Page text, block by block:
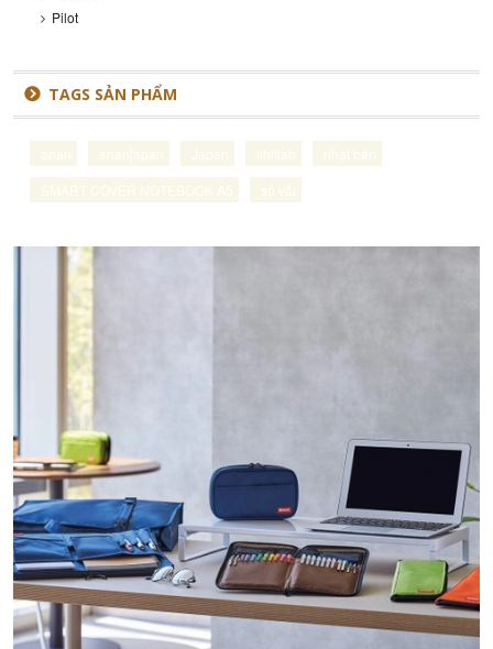
Pilot
TAGS SẢN PHẨM
anan ananjapan Japan lihitlab
nhật bản
SMART COVER NOTEBOOK A5
sổ vải